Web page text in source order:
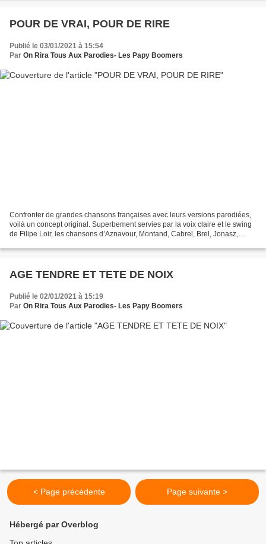
POUR DE VRAI, POUR DE RIRE
Publié le 03/01/2021 à 15:54
Par On Rira Tous Aux Parodies- Les Papy Boomers
Confronter de grandes chansons françaises avec leurs versions parodiées,
voilà un concept original. Superbement servies par la voix claire et le swing
de Filipe Loir, les chansons d’Aznavour, Montand, Cabrel, Brel, Jonasz,
AGE TENDRE ET TETE DE NOIX
Publié le 02/01/2021 à 15:19
Par On Rira Tous Aux Parodies- Les Papy Boomers
< Page précédente Page suivante >
Hébergé par Overblog